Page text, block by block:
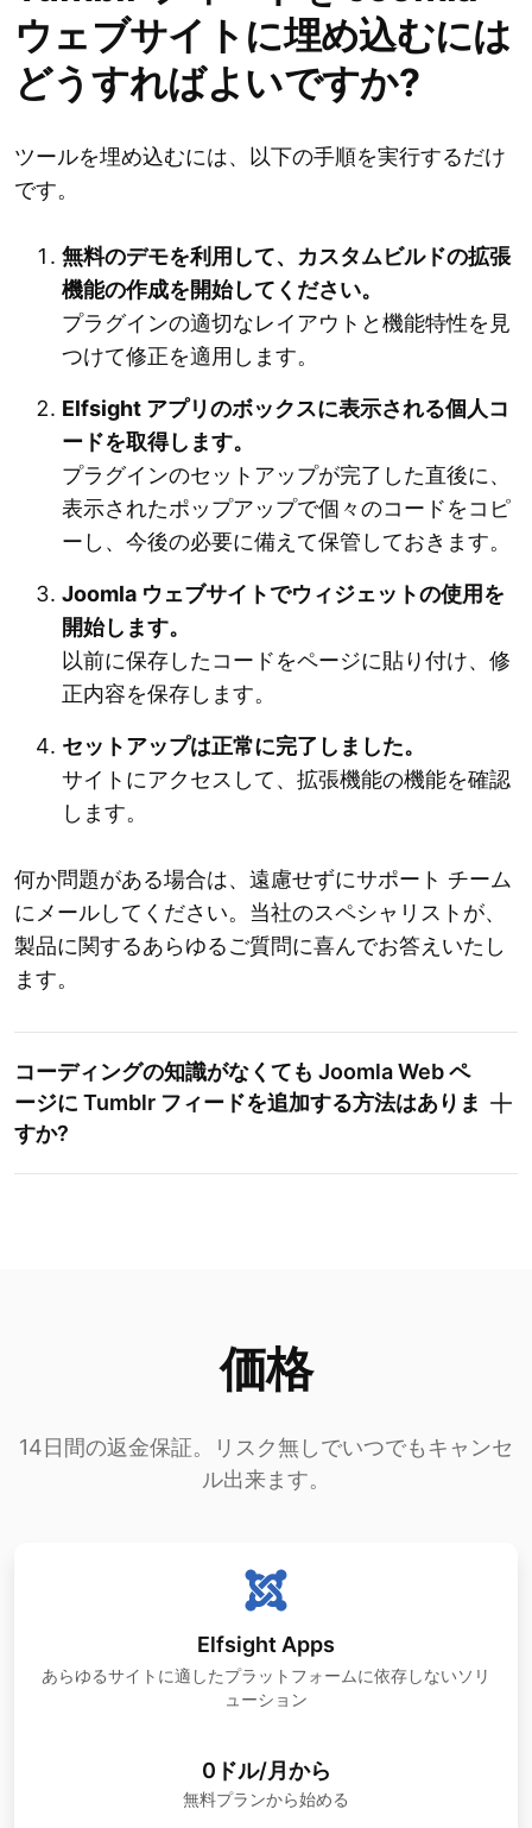
ウェブサイトに埋め込むには
どうすればよいですか?
ツールを埋め込むには、以下の手順を実行するだけ
です。
無料のデモを利用して、カスタムビルドの拡張
機能の作成を開始してください。
プラグインの適切なレイアウトと機能特性を見
つけて修正を適用します。
Elfsight アプリのボックスに表示される個人コ
ードを取得します。
プラグインのセットアップが完了した直後に、
表示されたポップアップで個々のコードをコピ
ーし、今後の必要に備えて保管しておきます。
Joomla ウェブサイトでウィジェットの使用を
開始します。
以前に保存したコードをページに貼り付け、修
正内容を保存します。
セットアップは正常に完了しました。
サイトにアクセスして、拡張機能の機能を確認
します。
何か問題がある場合は、遠慮せずにサポート チーム
にメールしてください。当社のスペシャリストが、
製品に関するあらゆるご質問に喜んでお答えいたし
ます。
コーディングの知識がなくても Joomla Web ペ
ージに Tumblr フィードを追加する方法はありま
すか?
価格
14日間の返金保証。リスク無しでいつでもキャンセ
ル出来ます。
Elfsight Apps
あらゆるサイトに適したプラットフォームに依存しないソリ
ューション
0ドル/月から
無料プランから始める